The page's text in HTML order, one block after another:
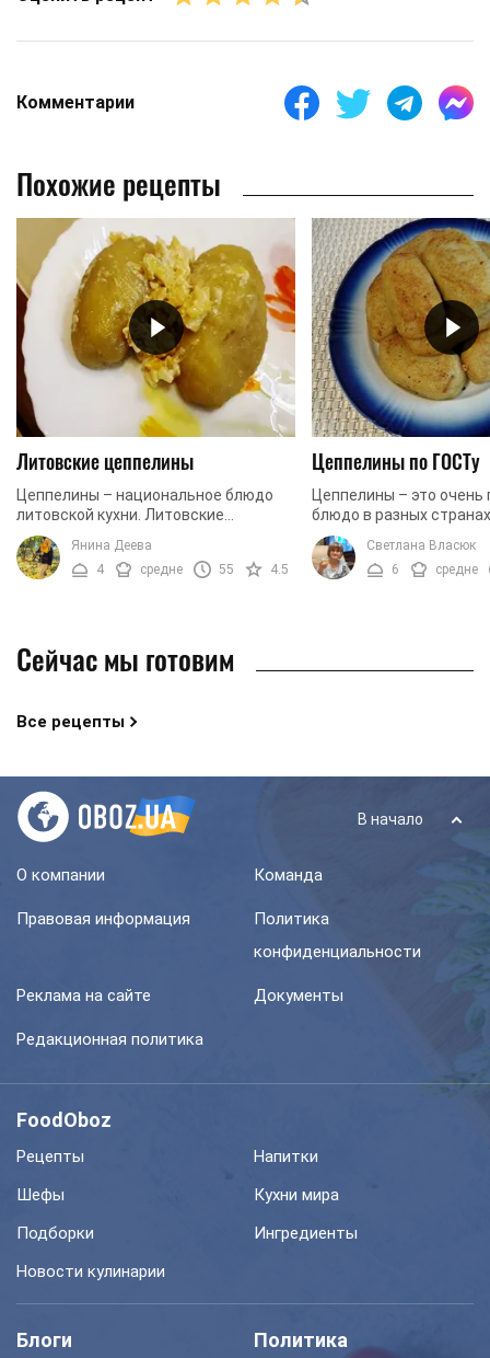
Комментарии
Похожие рецепты
Литовские цеппелины
Цеппелины – национальное блюдо
литовской кухни. Литовские
цеппелины имеют легкую и нежную
текстуру теста и очень питательную
начинку. У каждой ...
Янина Деева
4
средне 55 4.5
Цеппелины по ГОСТу
Цеппелины – это очень
блюдо в разных
множество рецептов
их готовят с разными
соусами. В ...
Светлана Власюк
6
средне
Сейчас мы готовим
Все рецепты
В начало
О компании Команда
Правовая информация
Политика
конфиденциальности
Реклама на сайте Документы
Редакционная политика
FoodOboz
Рецепты
Напитки
Шефы
Кухни мира
Подборки
Ингредиенты
Новости кулинарии
Блоги Политика